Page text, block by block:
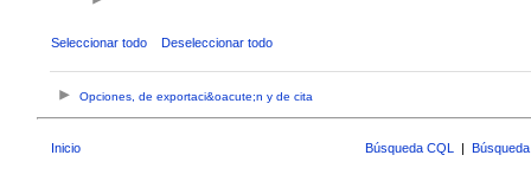
Seleccionar todo Deseleccionar todo
Opciones, de exportaci&oacute;n y de cita
Inicio Búsqueda CQL |